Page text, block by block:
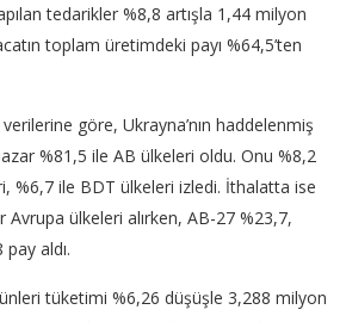
tedarikler %8,8 artışla 1,44 milyon
toplam üretimdeki payı %64,5’ten
göre, Ukrayna’nın haddelenmiş
%81,5 ile AB ülkeleri oldu. Onu %8,2
%6,7 ile BDT ülkeleri izledi. İthalatta ise
Avrupa ülkeleri alırken, AB-27 %23,7,
aldı.
tüketimi %6,26 düşüşle 3,288 milyon